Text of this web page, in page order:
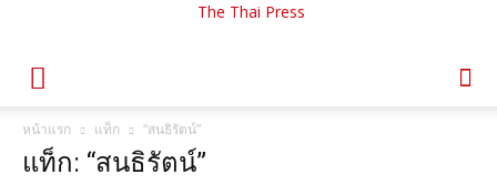
The Thai Press
หน้าแรก แท็ก “สนธิรัตน์”
แท็ก: “สนธิรัตน์”